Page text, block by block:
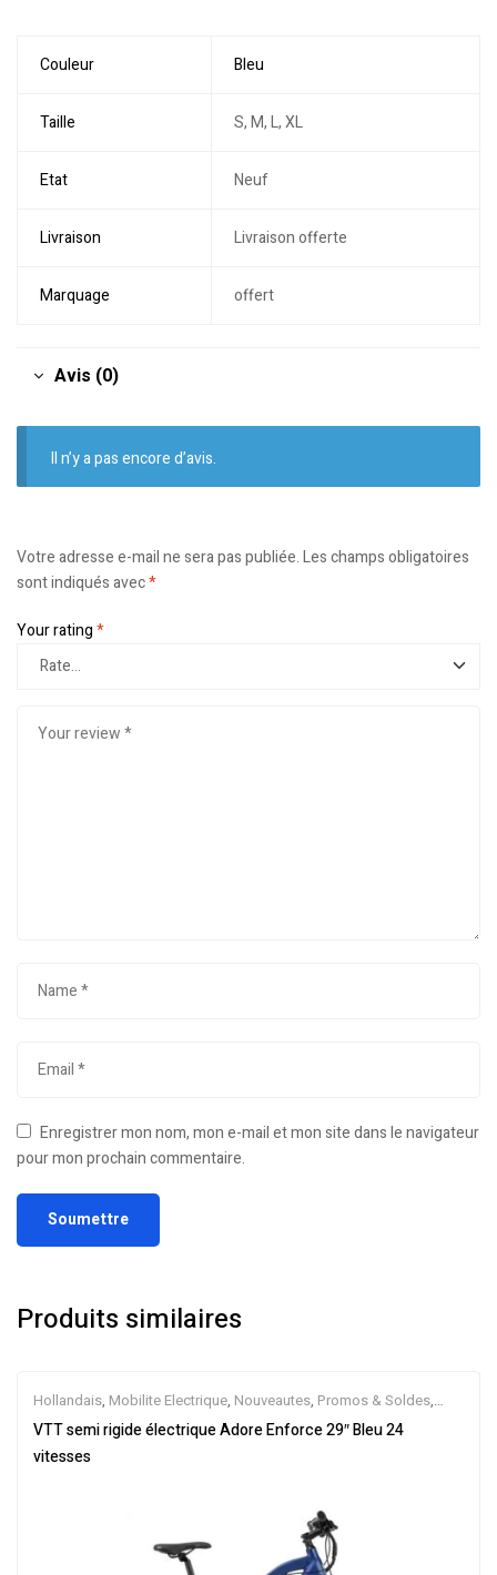
Couleur Bleu
Taille S, M, L, XL
Etat Neuf
Livraison Livraison offerte
Marquage offert
Avis (0)
Il n’y a pas encore d’avis.
Votre adresse e-mail ne sera pas publiée.Les champs obligatoires
sont indiqués avec*
Your rating*
Enregistrer mon nom, mon e-mail et mon site dans le navigateur
pour mon prochain commentaire.
Produits similaires
Hollandais, Mobilite Electrique, Nouveautes, Promos & Soldes,
Semi-Rigides,Vélo électrique ville,Velos Electriques,VTT
Électriques
VTT semi rigide électrique Adore Enforce 29″ Bleu 24
vitesses